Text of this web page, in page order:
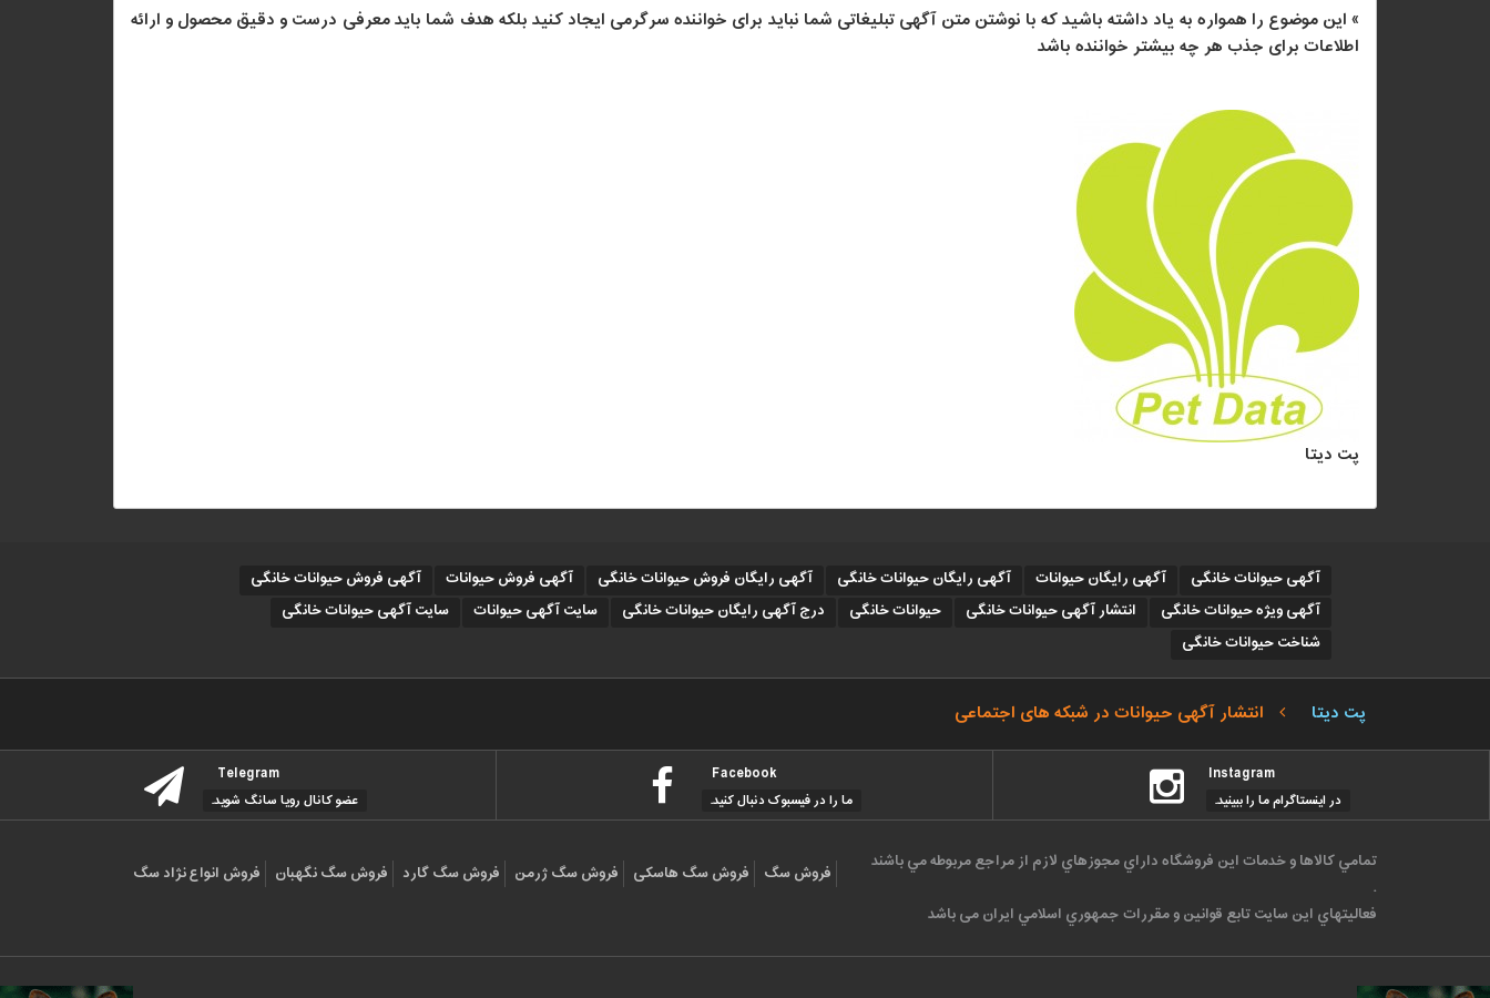
» این موضوع را همواره به یاد داشته باشید که با نوشتن متن آگهی تبلیغاتی شما نباید برای خواننده سرگرمی ایجاد کنید بلکه هدف شما باید معرفی درست و دقیق محصول و ارائه
اطلاعات برای جذب هر چه بیشتر خواننده باشد
پت دیتا
آگهی حیوانات خانگی آگهی رایگان حیوانات آگهی رایگان حیوانات خانگی آگهی رایگان فروش حیوانات خانگی آگهی فروش حیوانات
آگهی فروش حیوانات خانگی
آگهی ویژه حیوانات خانگی
انتشار آگهی حیوانات خانگی حیوانات خانگی درج آگهی رایگان حیوانات خانگی سایت آگهی حیوانات
سایت آگهی حیوانات خانگی
شناخت حیوانات خانگی
پت دیتا انتشار آگهی حیوانات در شبکه های اجتماعی
Instagram
در اینستاگرام ما را ببینید.
Facebook
ما را در فیسبوک دنبال کنید.
Telegram
عضو کانال رویا سانگ شوید.
تمامي كالاها و خدمات اين فروشگاه داراي مجوزهاي لازم از مراجع مربوطه مي باشند
.
فعاليتهاي اين سايت تابع قوانين و مقررات جمهوري اسلامي ايران می باشد
فروش سگ فروش سگ هاسکی فروش سگ ژرمن فروش سگ گارد فروش سگ نگهبان فروش انواع نژاد سگ